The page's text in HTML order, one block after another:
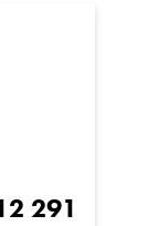
291